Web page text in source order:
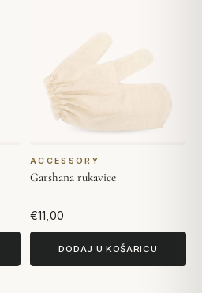
ACCESSORY
Garshana rukavice
€11,00
DODAJ U KOŠARICU